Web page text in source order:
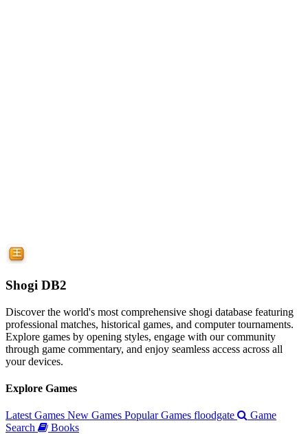
Shogi DB2
Discover the world's most comprehensive shogi database featuring
professional matches, historical games, and computer tournaments.
Explore games by opening styles, engage with our community
through game commentary, and enjoy seamless access across all
your devices.
Explore Games
Latest Games New Games Popular Games floodgate
Game
Search
Books